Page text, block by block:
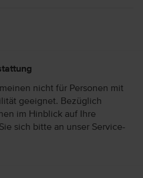
nicht für Personen mit
geeignet. Bezüglich
im Hinblick auf Ihre
sich bitte an unser Service-